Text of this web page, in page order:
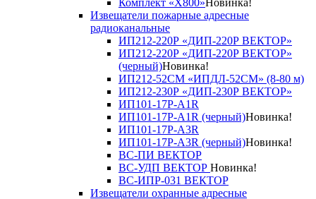
Комплект «X800»Новинка!
Извещатели пожарные адресные
радиоканальные
ИП212-220Р «ДИП-220Р ВЕКТОР»
ИП212-220Р «ДИП-220Р ВЕКТОР»
(черный)Новинка!
ИП212-52СМ «ИПДЛ-52СМ» (8-80 м)
ИП212-230Р «ДИП-230Р ВЕКТОР»
ИП101-17Р-A1R
ИП101-17Р-A1R (черный)Новинка!
ИП101-17Р-A3R
ИП101-17Р-A3R (черный)Новинка!
ВС-ПИ ВЕКТОР
ВС-УДП ВЕКТОР Новинка!
ВС-ИПР-031 ВЕКТОР
Извещатели охранные адресные